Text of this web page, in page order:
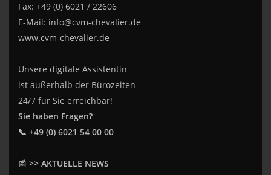
Fax: +49 (0) 6021 / 22606
E-Mail: info@cvm-chevalier.de
www.cvm-chevalier.de
Unsere digitale Assistentin
ist außerhalb der Bürozeiten
24/7 für Sie erreichbar!
Sie haben Fragen?
📞 +49 (0) 6021 54 00 00
📰 >> AKTUELLE NEWS